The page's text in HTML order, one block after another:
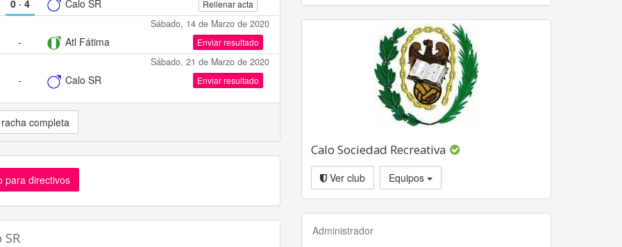
0· 4 Calo SR Rellenar acta
Sábado, 14 de Marzo de 2020
- Atl Fátima Enviar resultado
Sábado, 21 de Marzo de 2020
- Calo SR Enviar resultado
completa
para directivos
Calo Sociedad Recreativa
Ver club Equipos
Administrador